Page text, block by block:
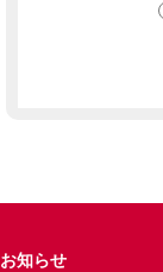
お知らせ